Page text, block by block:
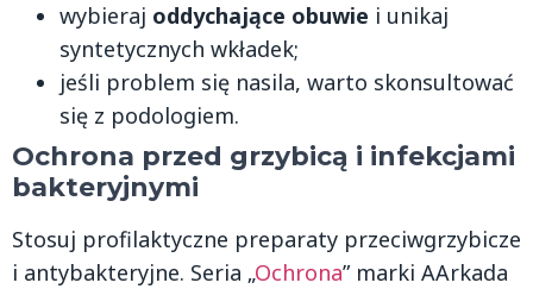
wybieraj oddychające obuwie i unikaj
syntetycznych wkładek;
jeśli problem się nasila, warto skonsultować
się z podologiem.
Ochrona przed grzybicą i infekcjami
bakteryjnymi
Stosuj profilaktyczne preparaty przeciwgrzybicze
i antybakteryjne. Seria „Ochrona” marki AArkada